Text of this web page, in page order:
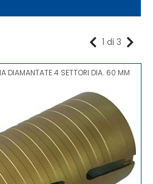
1 di 3
DIAMANTATE 4 SETTORI DIA. 60 MM